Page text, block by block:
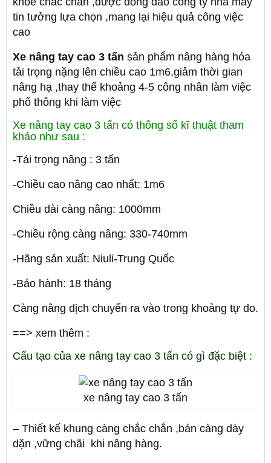
tin tưởng lựa chọn ,mang lại hiệu quả công việc
cao
Xe nâng tay cao 3 tấn sản phẩm nâng hàng hóa
tải trọng nặng lên chiều cao 1m6,giảm thời gian
nâng hạ ,thay thế khoảng 4-5 công nhân làm việc
phổ thông khi làm việc
Xe nâng tay cao 3 tấn có thông số kĩ thuật tham
khảo như sau :
-Tải trọng nâng : 3 tấn
-Chiều cao nâng cao nhất: 1m6
Chiều dài càng nâng: 1000mm
-Chiều rộng càng nâng: 330-740mm
-Hãng sản xuất: Niuli-Trung Quốc
-Bảo hành: 18 tháng
Càng nâng dịch chuyển ra vào trong khoảng tự do.
==> xem thêm :
Cấu tạo của xe nâng tay cao 3 tấn có gì đặc biệt :
xe nâng tay cao 3 tấn
– Thiết kế khung càng chắc chắn ,bản càng dày
dặn ,vững chãi khi nâng hàng.